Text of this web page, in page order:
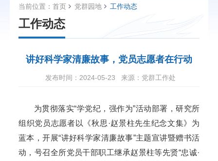
当前位置： 首页 党群园地 工作动态
工作动态
讲好科学家清廉故事，党员志愿者在行动
发布时间：2024-05-23 来源：党群工作处
为贯彻落实“学党纪，强作为”活动部署，研究所
组织党员志愿者以《秋思·赵景柱先生纪念文集》为
蓝本，开展“讲好科学家清廉故事”主题宣讲暨赠书活
动，号召全所党员干部职工继承赵景柱等先贤“忠诚·